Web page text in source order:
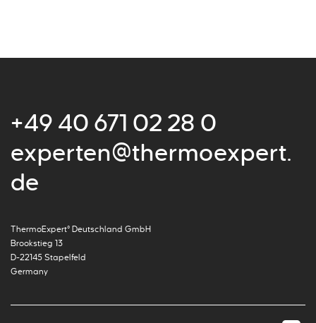
+49 40 671 02 28 0
experten@thermoexpert.
de
ThermoExpert° Deutschland GmbH
Brookstieg 13
D-22145 Stapelfeld
Germany